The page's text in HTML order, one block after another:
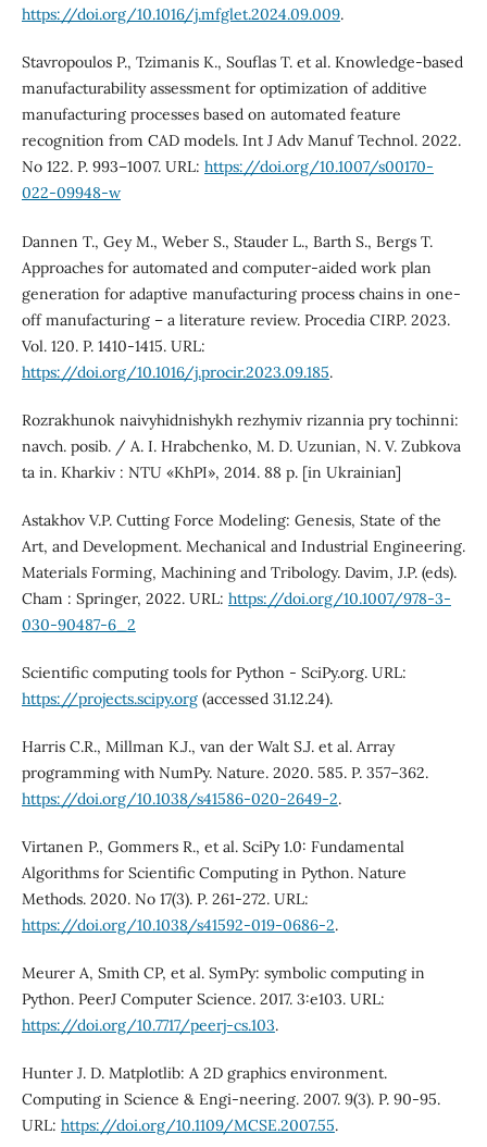
https://doi.org/10.1016/j.mfglet.2024.09.009.
Stavropoulos P., Tzimanis K., Souflas T. et al. Knowledge-based
manufacturability assessment for optimization of additive
manufacturing processes based on automated feature
recognition from CAD models. Int J Adv Manuf Technol. 2022.
No 122. P. 993–1007. URL: https://doi.org/10.1007/s00170-
022-09948-w
Dannen T., Gey M., Weber S., Stauder L., Barth S., Bergs T.
Approaches for automated and computer-aided work plan
generation for adaptive manufacturing process chains in one-
off manufacturing – a literature review. Procedia CIRP. 2023.
Vol. 120. P. 1410-1415. URL:
https://doi.org/10.1016/j.procir.2023.09.185.
Rozrakhunok naivyhidnishykh rezhymiv rizannia pry tochinni:
navch. posib. / A. I. Hrabchenko, M. D. Uzunian, N. V. Zubkova
ta in. Kharkiv : NTU «KhPI», 2014. 88 p. [in Ukrainian]
Astakhov V.P. Cutting Force Modeling: Genesis, State of the
Art, and Development. Mechanical and Industrial Engineering.
Materials Forming, Machining and Tribology. Davim, J.P. (eds).
Cham : Springer, 2022. URL: https://doi.org/10.1007/978-3-
030-90487-6_2
Scientific computing tools for Python - SciPy.org. URL:
https://projects.scipy.org(accessed 31.12.24).
Harris C.R., Millman K.J., van der Walt S.J. et al. Array
programming with NumPy. Nature. 2020. 585. P. 357–362.
https://doi.org/10.1038/s41586-020-2649-2.
Virtanen P., Gommers R., et al. SciPy 1.0: Fundamental
Algorithms for Scientific Computing in Python. Nature
Methods. 2020. No 17(3). P. 261-272. URL:
https://doi.org/10.1038/s41592-019-0686-2.
Meurer A, Smith CP, et al. SymPy: symbolic computing in
Python. PeerJ Computer Science. 2017. 3:e103. URL:
https://doi.org/10.7717/peerj-cs.103.
Hunter J. D. Matplotlib: A 2D graphics environment.
Computing in Science & Engi-neering. 2007. 9(3). P. 90-95.
URL: https://doi.org/10.1109/MCSE.2007.55.